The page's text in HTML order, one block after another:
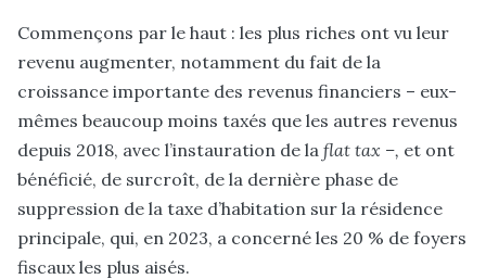
Commençons par le haut : les plus riches ont vu leur
revenu augmenter, notamment du fait de la
croissance importante des revenus financiers – eux-
mêmes beaucoup moins taxés que les autres revenus
depuis 2018, avec l’instauration de la flat tax –, et ont
bénéficié, de surcroît, de la dernière phase de
suppression de la taxe d’habitation sur la résidence
principale, qui, en 2023, a concerné les 20 % de foyers
fiscaux les plus aisés.